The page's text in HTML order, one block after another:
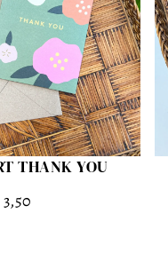
THANK YOU
3,50